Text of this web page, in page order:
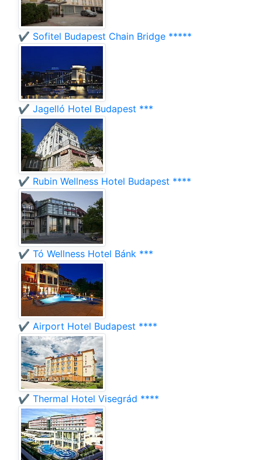
✔️ Sofitel Budapest Chain Bridge *****
✔️ Jagelló Hotel Budapest ***
✔️ Rubin Wellness Hotel Budapest ****
✔️ Tó Wellness Hotel Bánk ***
✔️ Airport Hotel Budapest ****
✔️ Thermal Hotel Visegrád ****